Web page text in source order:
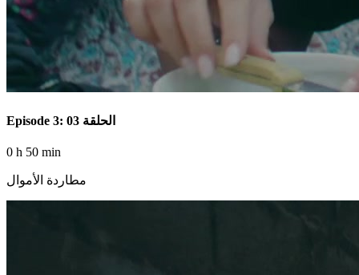
Episode 3: الحلقة 03
0 h 50 min
مطاردة الأموال